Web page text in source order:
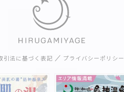
引法に基づく表記 プライバシーポリシー